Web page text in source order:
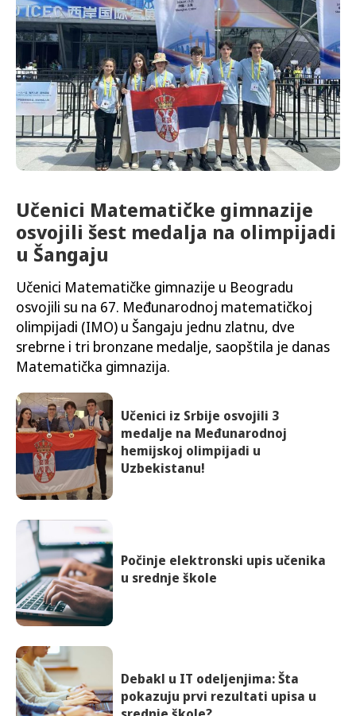
Učenici Matematičke gimnazije
osvojili šest medalja na olimpijadi
u Šangaju
Učenici Matematičke gimnazije u Beogradu
osvojili su na 67. Međunarodnoj matematičkoj
olimpijadi (IMO) u Šangaju jednu zlatnu, dve
srebrne i tri bronzane medalje, saopštila je danas
Matematička gimnazija.
Učenici iz Srbije osvojili 3
medalje na Međunarodnoj
hemijskoj olimpijadi u
Uzbekistanu!
Počinje elektronski upis učenika
u srednje škole
Debakl u IT odeljenjima: Šta
pokazuju prvi rezultati upisa u